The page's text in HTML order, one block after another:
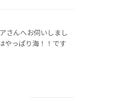
さんへお伺いしまし
やっぱり海！！です